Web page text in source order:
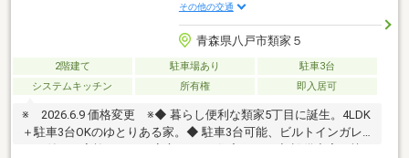
その他の交通
青森県八戸市類家５
2階建て 駐車場あり
駐車3台
システムキッチン
所有権 即入居可
※ 2026.6.9 価格変更 ※◆ 暮らし便利な類家5丁目に誕生。4LDK
＋駐車3台OKのゆとりある家。◆ 駐車3台可能、ビルトインガレ
ージ付き。家族みんなに安心な4LDK住宅です。◆ 設備充実で快